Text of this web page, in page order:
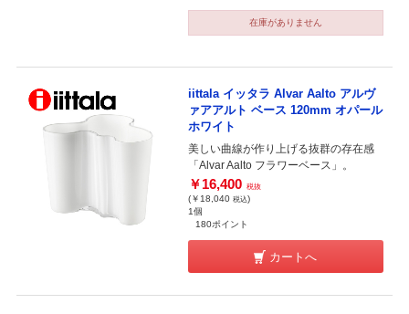
在庫がありません
iittala イッタラ Alvar Aalto アルヴ
ァアアルト ベース 120mm オパール
ホワイト
美しい曲線が作り上げる抜群の存在感
「Alvar Aalto フラワーベース」。
￥16,400 税抜
(￥18,040 税込)
1個
180ポイント
カートへ